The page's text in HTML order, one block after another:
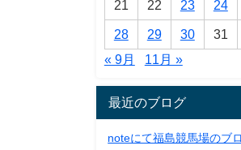
21 22 23 24
28 29 30
31
« 9月
11月 »
最近のブログ
noteにて福島競馬場のブ